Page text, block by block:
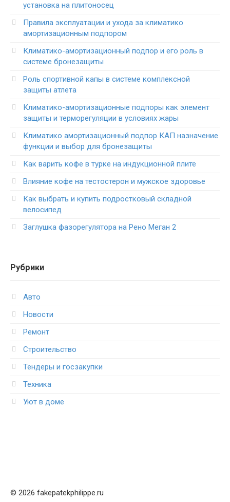
установка на плитоносец
Правила эксплуатации и ухода за климатико
амортизационным подпором
Климатико-амортизационный подпор и его роль в
системе бронезащиты
Роль спортивной капы в системе комплексной
защиты атлета
Климатико-амортизационные подпоры как элемент
защиты и терморегуляции в условиях жары
Климатико амортизационный подпор КАП назначение
функции и выбор для бронезащиты
Как варить кофе в турке на индукционной плите
Влияние кофе на тестостерон и мужское здоровье
Как выбрать и купить подростковый складной
велосипед
Заглушка фазорегулятора на Рено Меган 2
Рубрики
Авто
Новости
Ремонт
Строительство
Тендеры и госзакупки
Техника
Уют в доме
© 2026 fakepatekphilippe.ru